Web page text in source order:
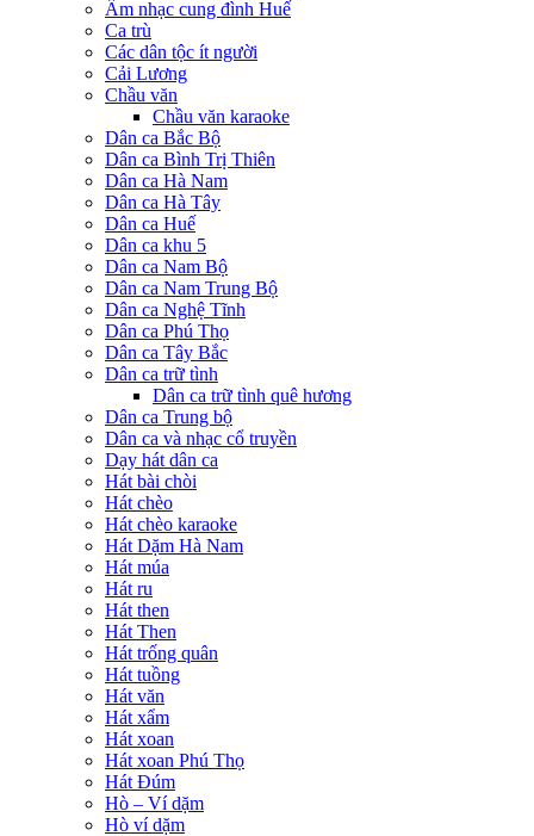
Âm nhạc cung đình Huế
Ca trù
Các dân tộc ít người
Cải Lương
Chầu văn
Chầu văn karaoke
Dân ca Bắc Bộ
Dân ca Bình Trị Thiên
Dân ca Hà Nam
Dân ca Hà Tây
Dân ca Huế
Dân ca khu 5
Dân ca Nam Bộ
Dân ca Nam Trung Bộ
Dân ca Nghệ Tĩnh
Dân ca Phú Thọ
Dân ca Tây Bắc
Dân ca trữ tình
Dân ca trữ tình quê hương
Dân ca Trung bộ
Dân ca và nhạc cổ truyền
Dạy hát dân ca
Hát bài chòi
Hát chèo
Hát chèo karaoke
Hát Dặm Hà Nam
Hát múa
Hát ru
Hát then
Hát Then
Hát trống quân
Hát tuồng
Hát văn
Hát xẩm
Hát xoan
Hát xoan Phú Thọ
Hát Đúm
Hò – Ví dặm
Hò ví dặm